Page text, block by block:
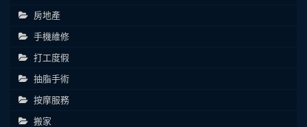
房地產
手機維修
打工度假
抽脂手術
按摩服務
搬家